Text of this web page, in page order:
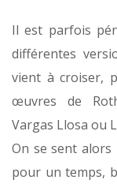
Il est parfois
différentes
vient à croiser,
œuvres de
Vargas Llosa ou
On se sent
pour un temps,